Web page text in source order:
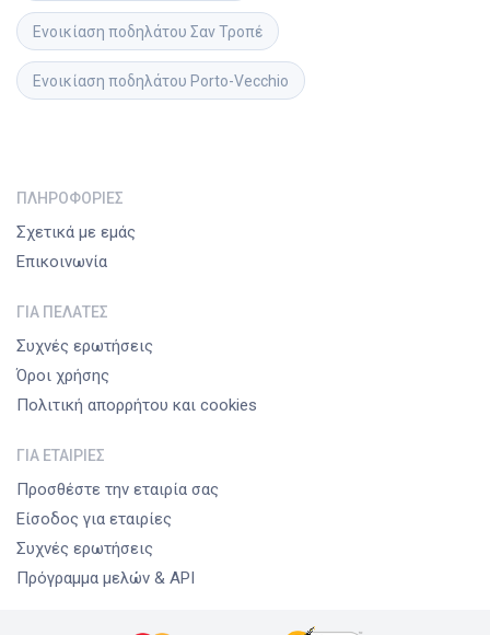
Ενοικίαση ποδηλάτου Σαν Τροπέ
Ενοικίαση ποδηλάτου Porto-Vecchio
ΠΛΗΡΟΦΟΡΊΕΣ
Σχετικά με εμάς
Επικοινωνία
ΓΙΑ ΠΕΛΆΤΕΣ
Συχνές ερωτήσεις
Όροι χρήσης
Πολιτική απορρήτου και cookies
ΓΙΑ ΕΤΑΙΡΊΕΣ
Προσθέστε την εταιρία σας
Είσοδος για εταιρίες
Συχνές ερωτήσεις
Πρόγραμμα μελών & API